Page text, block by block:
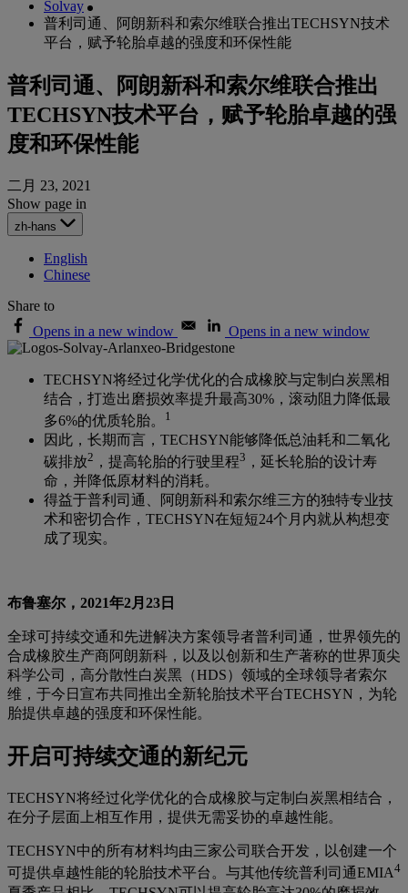
Solvay
普利司通、阿朗新科和索尔维联合推出TECHSYN技术
平台，赋予轮胎卓越的强度和环保性能
普利司通、阿朗新科和索尔维联合推出
TECHSYN技术平台，赋予轮胎卓越的强
度和环保性能
二月 23, 2021
Show page in
zh-hans
English
Chinese
Share to
Opens in a new window
Opens in a new window
TECHSYN将经过化学优化的合成橡胶与定制白炭黑相
结合，打造出磨损效率提升最高30%，滚动阻力降低最
多6%的优质轮胎。
1
因此，长期而言，TECHSYN能够降低总油耗和二氧化
碳排放2 ，提高轮胎的行驶里程3 ，延长轮胎的设计寿
命，并降低原材料的消耗。
得益于普利司通、阿朗新科和索尔维三方的独特专业技
术和密切合作，TECHSYN在短短24个月内就从构想变
成了现实。
布鲁塞尔，2021年2月23日
全球可持续交通和先进解决方案领导者普利司通，世界领先的
合成橡胶生产商阿朗新科，以及以创新和生产著称的世界顶尖
科学公司，高分散性白炭黑（HDS）领域的全球领导者索尔
维，于今日宣布共同推出全新轮胎技术平台TECHSYN，为轮
胎提供卓越的强度和环保性能。
开启可持续交通的新纪元
TECHSYN将经过化学优化的合成橡胶与定制白炭黑相结合，
在分子层面上相互作用，提供无需妥协的卓越性能。
TECHSYN中的所有材料均由三家公司联合开发，以创建一个
可提供卓越性能的轮胎技术平台。与其他传统普利司通EMIA4